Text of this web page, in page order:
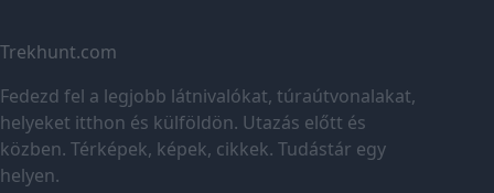
Trekhunt.com
Fedezd fel a legjobb látnivalókat, túraútvonalakat,
helyeket itthon és külföldön. Utazás előtt és
közben. Térképek, képek, cikkek. Tudástár egy
helyen.